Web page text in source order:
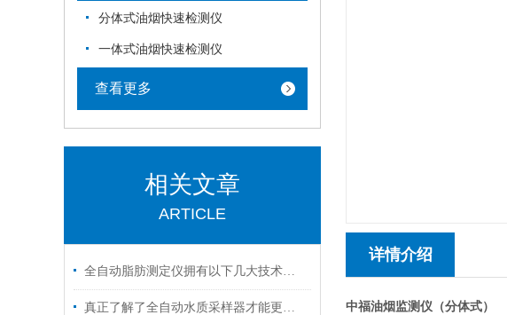
分体式油烟快速检测仪
一体式油烟快速检测仪
查看更多
相关文章
ARTICLE
全自动脂肪测定仪拥有以下几大技术特点
真正了解了全自动水质采样器才能更好的操作它
详情介绍
中福油烟监测仪（分体式）